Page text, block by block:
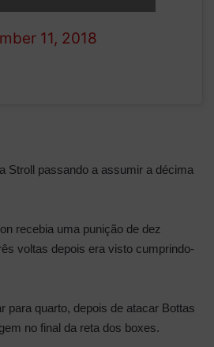
1 (@F1)
11, 2018
Stroll passando a assumir a décima
recebia uma punição de dez
voltas depois era visto cumprindo-
para quarto, depois de atacar Bottas
no final da reta dos boxes.